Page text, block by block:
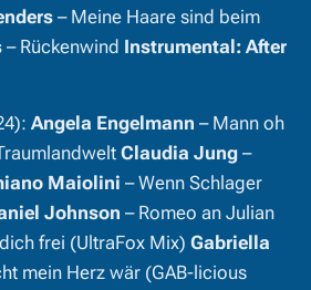
– Meine Haare sind beim
– Rückenwind Instrumental: After
Angela Engelmann – Mann oh
Claudia Jung –
Maiolini – Wenn Schlager
Johnson – Romeo an Julian
frei (UltraFox Mix) Gabriella
mein Herz wär (GAB-licious